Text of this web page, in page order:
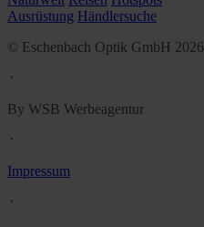
Ausrüstung Händlersuche
© Eschenbach Optik GmbH 2026
᛫
By WSB Werbeagentur
᛫
Impressum
᛫